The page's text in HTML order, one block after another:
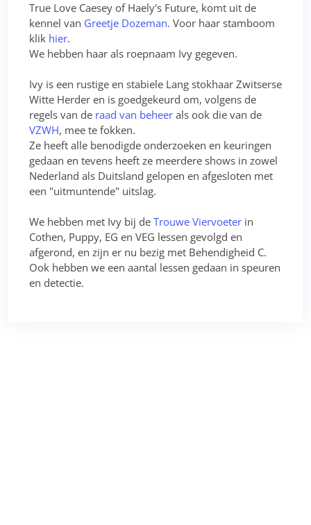
True Love Caesey of Haely's Future, komt uit de
kennel van Greetje Dozeman. Voor haar stamboom
klik hier.
We hebben haar als roepnaam Ivy gegeven.
Ivy is een rustige en stabiele Lang stokhaar Zwitserse
Witte Herder en is goedgekeurd om, volgens de
regels van de raad van beheer als ook die van de
VZWH, mee te fokken.
Ze heeft alle benodigde onderzoeken en keuringen
gedaan en tevens heeft ze meerdere shows in zowel
Nederland als Duitsland gelopen en afgesloten met
een "uitmuntende" uitslag.
We hebben met Ivy bij de Trouwe Viervoeter in
Cothen, Puppy, EG en VEG lessen gevolgd en
afgerond, en zijn er nu bezig met Behendigheid C.
Ook hebben we een aantal lessen gedaan in speuren
en detectie.